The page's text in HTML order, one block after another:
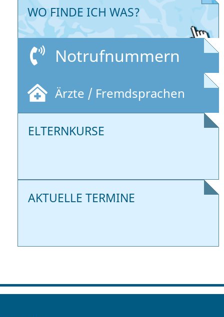
WO FINDE ICH WAS?
Notrufnummern
Ärzte / Fremdsprachen
ELTERNKURSE
AKTUELLE TERMINE